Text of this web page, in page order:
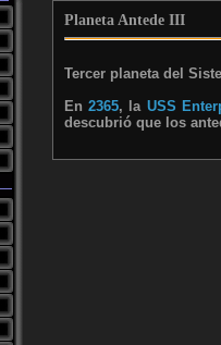
Planeta Antede III
Tercer planeta del
En 2365, la USS
descubrió que los